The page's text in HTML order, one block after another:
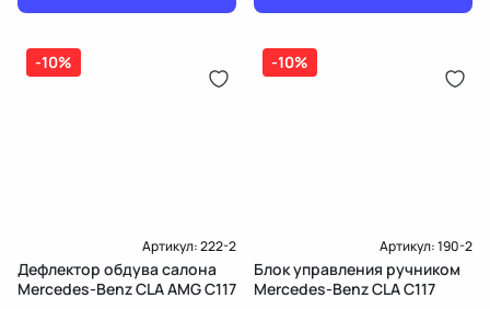
-10%
Артикул:222-2
Дефлектор обдува салона
Mercedes-Benz CLA AMG C117
-10%
Артикул:190-2
Блок управления ручником
Mercedes-Benz CLA C117